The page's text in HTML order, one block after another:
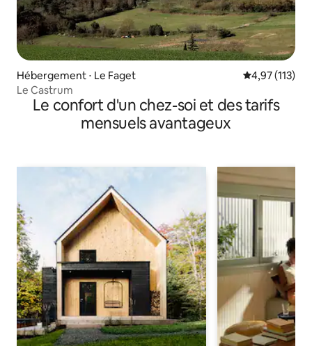
Hébergement ⋅ Le Faget Évaluation
4,97 (113)
Le Castrum
Le confort d'un chez-soi et des tarifs
mensuels avantageux